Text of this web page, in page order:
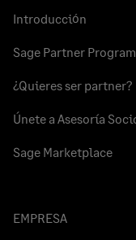
Introducción
Sage Partner
¿Quieres ser partner?
Únete a Asesoría
Sage Marketplace
EMPRESA